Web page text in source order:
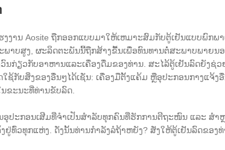
ງງານ Aosite ຖືກອອກແບບມາໃຫ້ເຫມາະສົມກັບຕູ້ເຢັນແບບພົກ
າບສູງ, ຜະລິດຕະພັນນີ້ຖືກສ້າງຂື້ນເພື່ອທົນທານຕໍ່ສະພາບພາຍນ
ນກ່ຽວກັບອາຫານແລະເຄື່ອງດື່ມຂອງທ່ານ. ສະໄລ້ຕູ້ເຢັນລົດຍັ
ຊ້ກັບສິ່ງຂອງອື່ນໆໄດ້ເຊັ່ນ: ເຄື່ອງມືຕັ້ງແຄ້ມ ຫຼືອຸປະກອນກາງແຈ້
ຂະນະທີ່ທ່ານຂັບລົດ.
ອຸປະກອນເສີມທີ່ຈຳເປັນສຳລັບທຸກຄົນທີ່ຮັກການຕີຖະໜົນ ແລະ
ຢູ່ທົ່ວທຸກແຫ່ງ. ດັ່ງນັ້ນທ່ານກໍາລັງລໍຖ້າຫຍັງ? ສັ່ງໃຫ້ຕູ້ເຢັນລົດຂ